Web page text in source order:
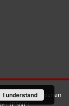
created by
Poznan
(PSNC)
I understand